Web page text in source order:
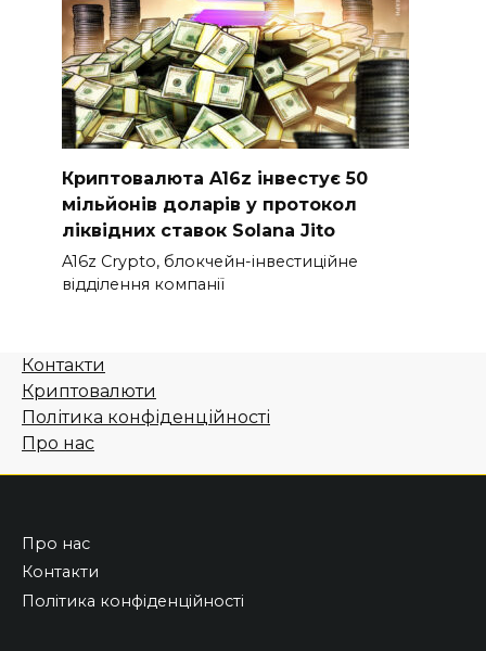
Криптовалюта A16z інвестує 50
мільйонів доларів у протокол
ліквідних ставок Solana Jito
A16z Crypto, блокчейн-інвестиційне
відділення компанії
Контакти
Криптовалюти
Політика конфіденційності
Про нас
Про нас
Контакти
Політика конфіденційності